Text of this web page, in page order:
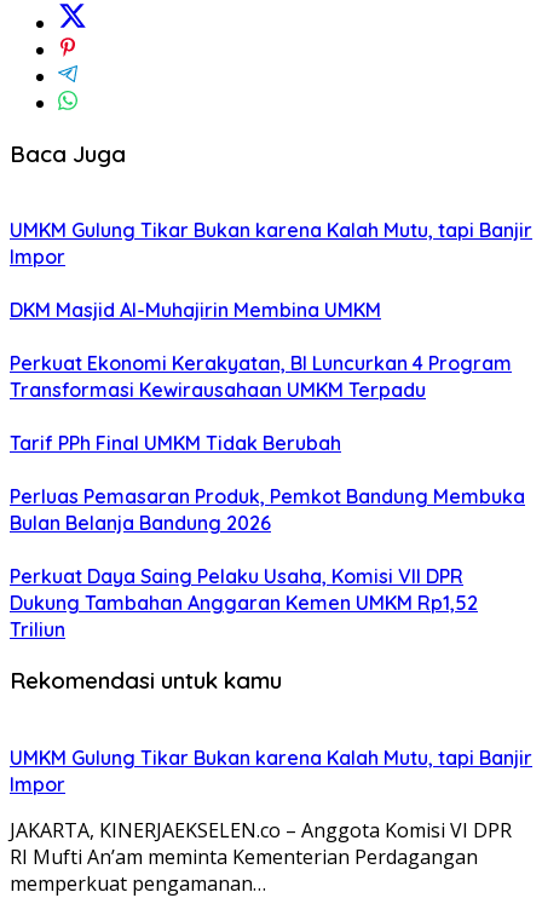
Baca Juga
UMKM Gulung Tikar Bukan karena Kalah Mutu, tapi Banjir
Impor
DKM Masjid Al-Muhajirin Membina UMKM
Perkuat Ekonomi Kerakyatan, BI Luncurkan 4 Program
Transformasi Kewirausahaan UMKM Terpadu
Tarif PPh Final UMKM Tidak Berubah
Perluas Pemasaran Produk, Pemkot Bandung Membuka
Bulan Belanja Bandung 2026
Perkuat Daya Saing Pelaku Usaha, Komisi VII DPR
Dukung Tambahan Anggaran Kemen UMKM Rp1,52
Triliun
Rekomendasi untuk kamu
UMKM Gulung Tikar Bukan karena Kalah Mutu, tapi Banjir
Impor
JAKARTA, KINERJAEKSELEN.co – Anggota Komisi VI DPR
RI Mufti An’am meminta Kementerian Perdagangan
memperkuat pengamanan…